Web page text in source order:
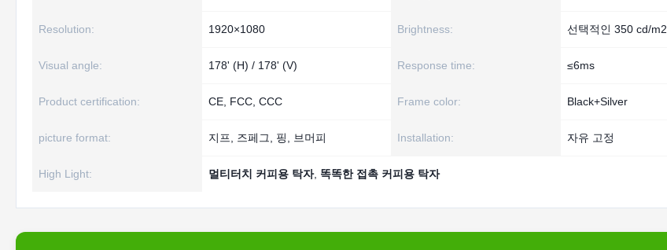
Resolution: 1920×1080 Brightness: 선택적인 350 cd/m2
Visual angle: 178' (H) / 178' (V) Response time: ≤6ms
Product certification: CE, FCC, CCC Frame color: Black+Silver
picture format: 지프, 즈페그, 핑, 브머피 Installation: 자유 고정
High Light: 멀티터치 커피용 탁자, 똑똑한 접촉 커피용 탁자